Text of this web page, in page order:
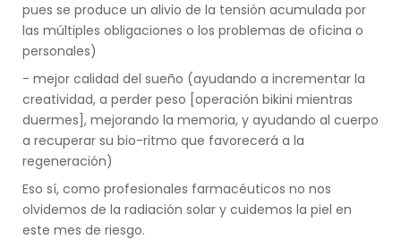
pues se produce un alivio de la tensión acumulada por
las múltiples obligaciones o los problemas de oficina o
personales)
- mejor calidad del sueño (ayudando a incrementar la
creatividad, a perder peso [operación bikini mientras
duermes], mejorando la memoria, y ayudando al cuerpo
a recuperar su bio-ritmo que favorecerá a la
regeneración)
Eso sí, como profesionales farmacéuticos no nos
olvidemos de la radiación solar y cuidemos la piel en
este mes de riesgo.